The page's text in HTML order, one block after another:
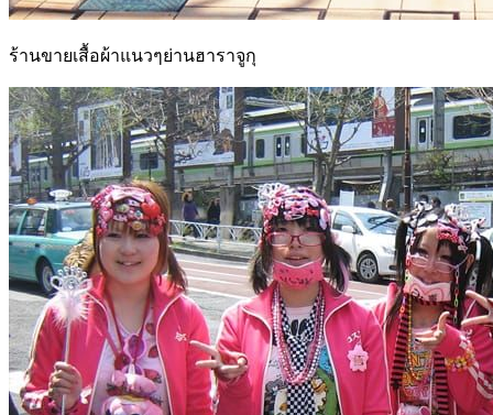
ร้านขายเสื้อผ้าแนวๆย่านฮาราจูกุ